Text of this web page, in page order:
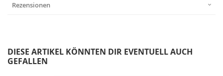
Rezensionen
DIESE ARTIKEL KÖNNTEN DIR EVENTUELL AUCH
GEFALLEN